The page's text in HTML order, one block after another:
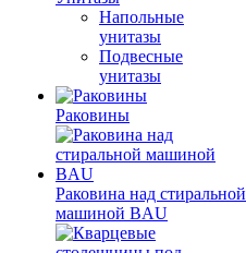
Напольные
унитазы
Подвесные
унитазы
Раковины
Раковина над стиральной
машиной BAU